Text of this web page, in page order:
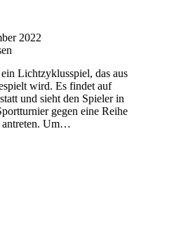
2022
Lichtzyklusspiel, das aus
wird. Es findet auf
und sieht den Spieler in
gegen eine Reihe
antreten. Um…